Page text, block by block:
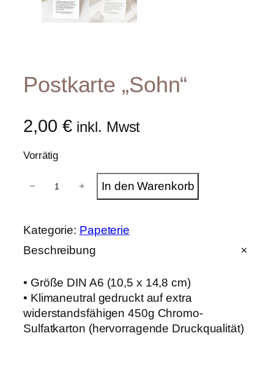
Postkarte „Sohn“
2,00 € inkl. Mwst
Vorrätig
k
a
r
"
h
n
− + In den Warenkorb
Kategorie: Papeterie
Beschreibung
• Größe DIN A6 (10,5 x 14,8 cm)
• Klimaneutral gedruckt auf extra
widerstandsfähigen 450g Chromo-
Sulfatkarton (hervorragende Druckqualität)